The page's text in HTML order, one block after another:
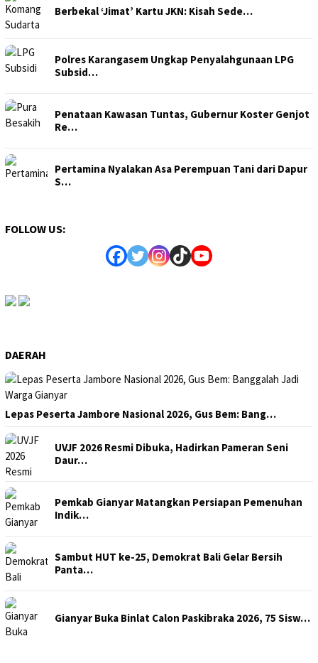
Berbekal ‘Jimat’ Kartu JKN: Kisah Sede…
Polres Karangasem Ungkap Penyalahgunaan LPG
Subsid…
Penataan Kawasan Tuntas, Gubernur Koster Genjot
Re…
Pertamina Nyalakan Asa Perempuan Tani dari Dapur
S…
FOLLOW US:
DAERAH
Lepas Peserta Jambore Nasional 2026, Gus Bem: Bang…
UVJF 2026 Resmi Dibuka, Hadirkan Pameran Seni
Daur…
Pemkab Gianyar Matangkan Persiapan Pemenuhan
Indik…
Sambut HUT ke-25, Demokrat Bali Gelar Bersih
Panta…
Gianyar Buka Binlat Calon Paskibraka 2026, 75 Sisw…